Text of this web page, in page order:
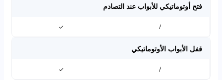
فتح أوتوماتيكي للأبواب عند التصادم
/
✓
قفل الأبواب الأوتوماتيكي
/
✓